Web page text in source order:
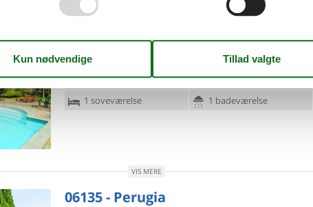
4,0
4 personer
1 husdyr
1 soveværelse
1 badeværelse
VIS MERE
06135 - Perugia